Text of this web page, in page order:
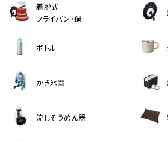
着脱式
フライパン・鍋
ボトル
かき氷器
流しそうめん器